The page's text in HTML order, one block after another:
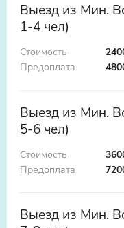
Выезд из Мин.
1-4 чел)
Стоимость
Предоплата
Выезд из Мин.
5-6 чел)
Стоимость
Предоплата
Выезд из Мин.